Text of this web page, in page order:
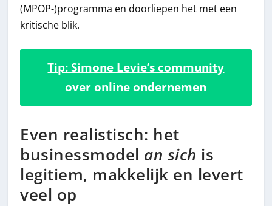
(MPOP-)programma en doorliepen het met een
kritische blik.
Tip: Simone Levie’s community
over online ondernemen
Even realistisch: het
businessmodel an sich is
legitiem, makkelijk en levert
veel op